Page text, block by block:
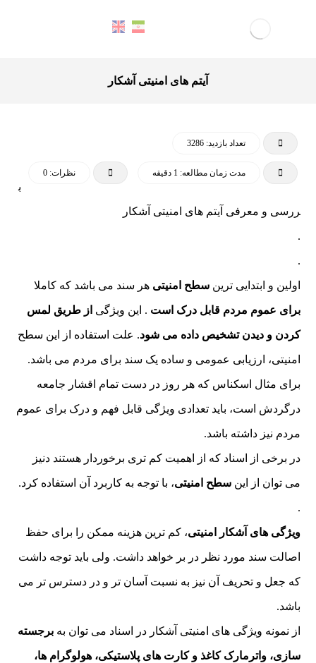
آیتم های امنیتی آشکار
تعداد بازدید: 3286
مدت زمان مطالعه: 1 دقیقه نظرات: 0
ب
ررسی و معرفی آیتم های امنیتی آشکار
.
.
اولین و ابتدایی ترین سطح امنیتی هر سند می باشد که کاملا
برای عموم مردم قابل درک است . این ویژگی از طریق لمس
کردن و دیدن تشخیص داده می شود. علت استفاده از این سطح
امنیتی، ارزیابی عمومی و ساده یک سند برای مردم می باشد.
برای مثال اسکناس که هر روز در دست تمام اقشار جامعه
درگردش است، باید تعدادی ویژگی قابل فهم و درک برای عموم
مردم نیز داشته باشد.
در برخی از اسناد که از اهمیت کم تری برخوردار هستند دنیز
می توان از اینسطح امنیتی، با توجه به کاربرد آن استفاده کرد.
.
ویژگی های آشکار امنیتی، کم ترین هزینه ممکن را برای حفظ
اصالت سند مورد نظر در بر خواهد داشت. ولی باید توجه داشت
که جعل و تحریف آن نیز به نسبت آسان تر و در دسترس تر می
باشد.
از نمونه ویژگی های امنیتی آشکار در اسناد می توان بهبرجسته
سازی، واترمارک کاغذ و کارت های پلاستیکی،هولوگرام ها،